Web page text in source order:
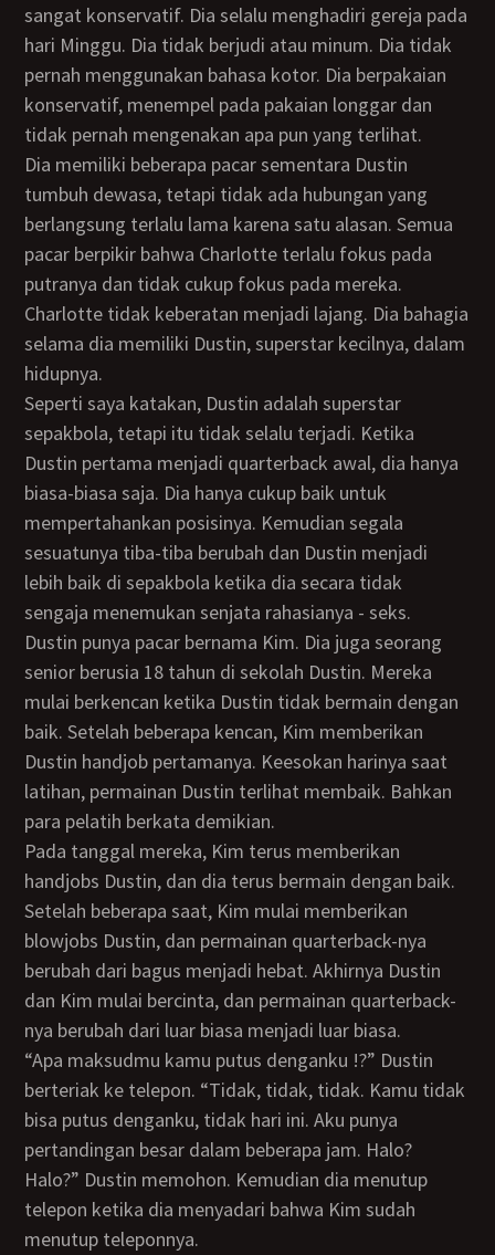
sangat konservatif. Dia selalu menghadiri gereja pada
hari Minggu. Dia tidak berjudi atau minum. Dia tidak
pernah menggunakan bahasa kotor. Dia berpakaian
konservatif, menempel pada pakaian longgar dan
tidak pernah mengenakan apa pun yang terlihat.
Dia memiliki beberapa pacar sementara Dustin
tumbuh dewasa, tetapi tidak ada hubungan yang
berlangsung terlalu lama karena satu alasan. Semua
pacar berpikir bahwa Charlotte terlalu fokus pada
putranya dan tidak cukup fokus pada mereka.
Charlotte tidak keberatan menjadi lajang. Dia bahagia
selama dia memiliki Dustin, superstar kecilnya, dalam
hidupnya.
Seperti saya katakan, Dustin adalah superstar
sepakbola, tetapi itu tidak selalu terjadi. Ketika
Dustin pertama menjadi quarterback awal, dia hanya
biasa-biasa saja. Dia hanya cukup baik untuk
mempertahankan posisinya. Kemudian segala
sesuatunya tiba-tiba berubah dan Dustin menjadi
lebih baik di sepakbola ketika dia secara tidak
sengaja menemukan senjata rahasianya - seks.
Dustin punya pacar bernama Kim. Dia juga seorang
senior berusia 18 tahun di sekolah Dustin. Mereka
mulai berkencan ketika Dustin tidak bermain dengan
baik. Setelah beberapa kencan, Kim memberikan
Dustin handjob pertamanya. Keesokan harinya saat
latihan, permainan Dustin terlihat membaik. Bahkan
para pelatih berkata demikian.
Pada tanggal mereka, Kim terus memberikan
handjobs Dustin, dan dia terus bermain dengan baik.
Setelah beberapa saat, Kim mulai memberikan
blowjobs Dustin, dan permainan quarterback-nya
berubah dari bagus menjadi hebat. Akhirnya Dustin
dan Kim mulai bercinta, dan permainan quarterback-
nya berubah dari luar biasa menjadi luar biasa.
“Apa maksudmu kamu putus denganku !?” Dustin
berteriak ke telepon. “Tidak, tidak, tidak. Kamu tidak
bisa putus denganku, tidak hari ini. Aku punya
pertandingan besar dalam beberapa jam. Halo?
Halo?” Dustin memohon. Kemudian dia menutup
telepon ketika dia menyadari bahwa Kim sudah
menutup teleponnya.